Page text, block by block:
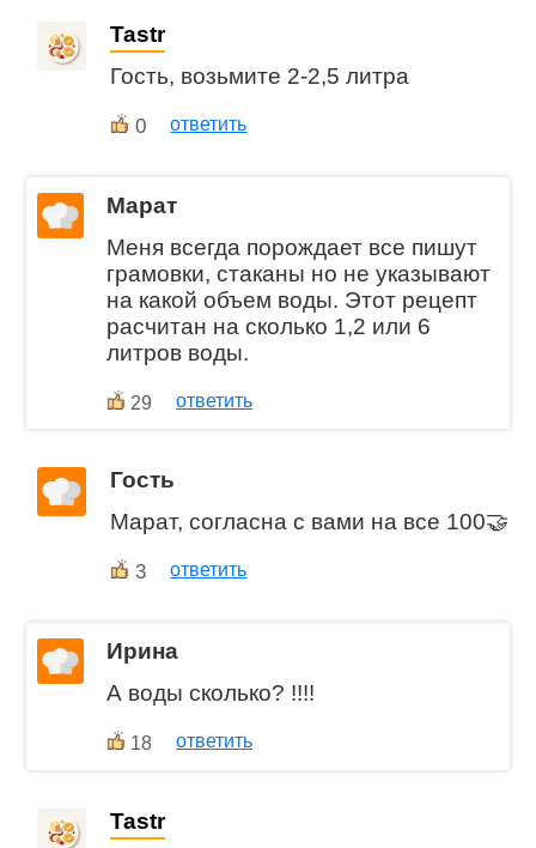
Tastr
Гость, возьмите 2-2,5 литра
0 ответить
Марат
Меня всегда порождает все пишут
грамовки, стаканы но не указывают
на какой объем воды. Этот рецепт
расчитан на сколько 1,2 или 6
литров воды.
29 ответить
Гость
Марат, согласна с вами на все 100🤝
3 ответить
Ирина
А воды сколько? !!!!
18 ответить
Tastr